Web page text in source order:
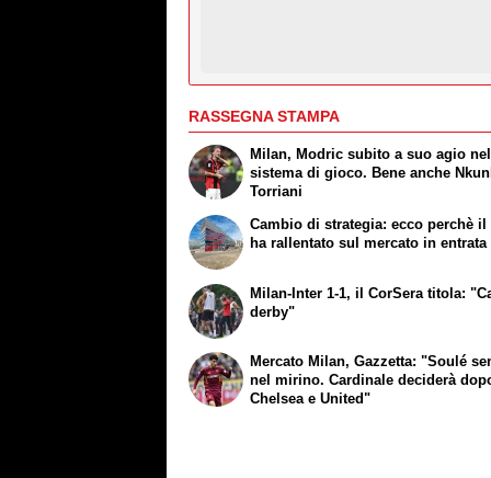
RASSEGNA STAMPA
Milan, Modric subito a suo agio
sistema di gioco. Bene anche
Torriani
Cambio di strategia: ecco perchè il
ha rallentato sul mercato in entrata
Milan-Inter 1-1, il CorSera titola:
derby"
Mercato Milan, Gazzetta: "Soulé
nel mirino. Cardinale deciderà
Chelsea e United"